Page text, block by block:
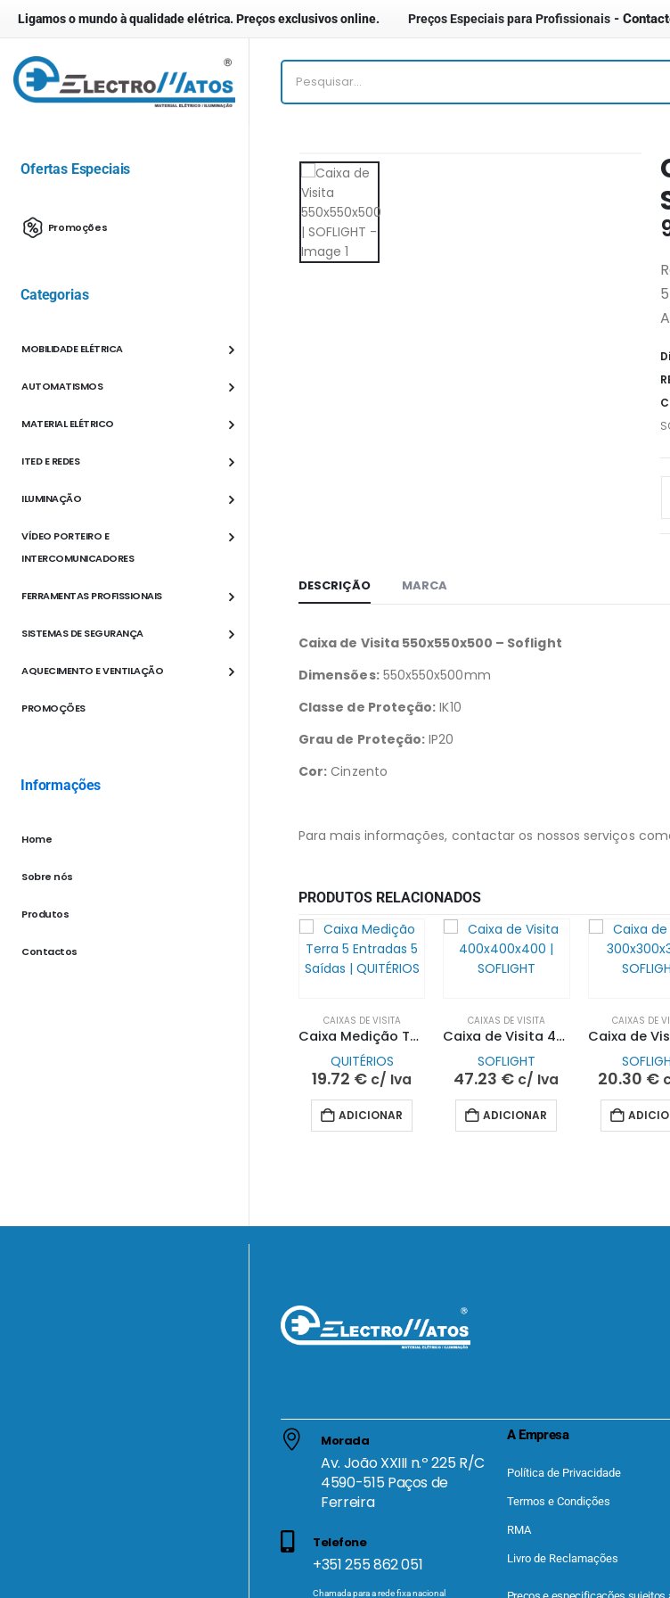
Ligamos o mundo à qualidade elétrica. Preços exclusivos online. Preços Especiais para Profissionais-
DESCRIÇÃO MARCA
Caixa de Visita 550x550x500 – Soflight
Dimensões:550x550x500mm
Classe de Proteção: IK10
Grau de Proteção: IP20
Cor: Cinzento
Para mais informações, contactar os nossos serviços
PRODUTOS RELACIONADOS
CAIXAS DE VISITA
Caixa Medição Terra 5 Entradas 5 Saídas | QUITÉRIOS
QUITÉRIOS
19.72 € c/ Iva
ADICIONAR
CAIXAS DE VISITA
Caixa de Visita 400x400x400 | SOFLIGHT
SOFLIGHT
47.23 € c/ Iva
ADICIONAR
CAIXAS DE
20.30 €
Ofertas Especiais
Promoções
Categorias
MOBILIDADE ELÉTRICA
AUTOMATISMOS
MATERIAL ELÉTRICO
ITED E REDES
ILUMINAÇÃO
VÍDEO PORTEIRO E
INTERCOMUNICADORES
FERRAMENTAS PROFISSIONAIS
SISTEMAS DE SEGURANÇA
AQUECIMENTO E VENTILAÇÃO
PROMOÇÕES
Informações
Home
Sobre nós
Produtos
Contactos
Morada
Av. João XXIII n.º 225 R/C
4590-515 Paços de
Ferreira
Telefone
+351 255 862 051
Chamada para a rede fixa nacional
A Empresa
Política de Privacidade
Termos e Condições
RMA
Livro de Reclamações